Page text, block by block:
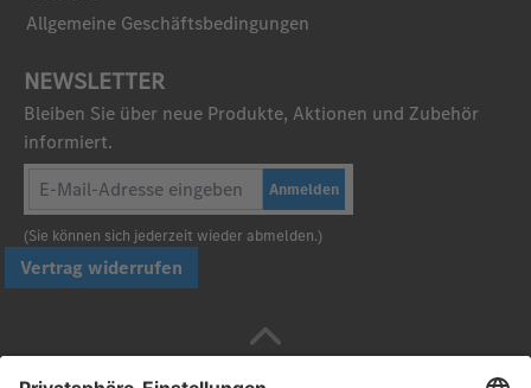
Allgemeine Geschäftsbedingungen
NEWSLETTER
Bleiben Sie über neue Produkte, Aktionen und Zubehör
informiert.
Anmelden
(Sie können sich jederzeit wieder abmelden.)
Vertrag widerrufen